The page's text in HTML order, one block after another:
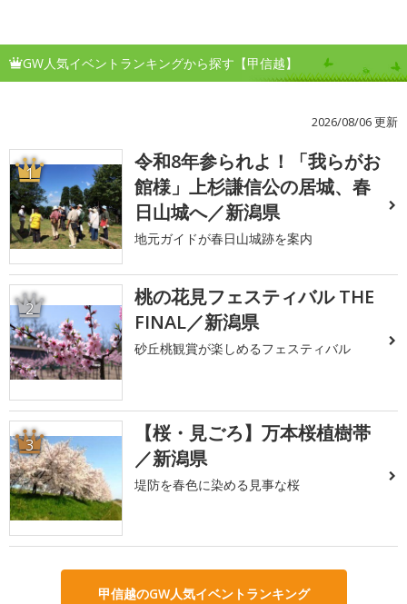
GW人気イベントランキングから探す【甲信越】
2026/08/06 更新
1
令和8年参られよ！「我らがお
館様」上杉謙信公の居城、春
日山城へ／新潟県
地元ガイドが春日山城跡を案内
2
桃の花見フェスティバル THE
FINAL／新潟県
砂丘桃観賞が楽しめるフェスティバル
3
【桜・見ごろ】万本桜植樹帯
／新潟県
堤防を春色に染める見事な桜
甲信越のGW人気イベントランキング